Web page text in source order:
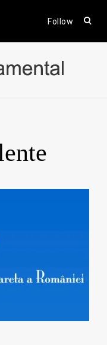
Follow
open
form